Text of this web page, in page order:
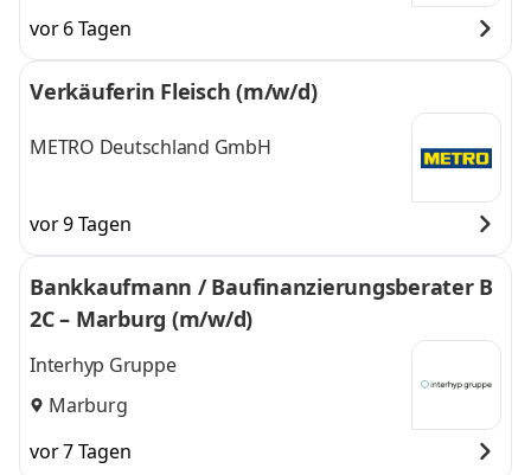
vor 6 Tagen
Verkäuferin Fleisch (m/w/d)
METRO Deutschland GmbH
vor 9 Tagen
Bankkaufmann / Baufinanzierungsberater B
2C – Marburg (m/w/d)
Interhyp Gruppe
Marburg
vor 7 Tagen